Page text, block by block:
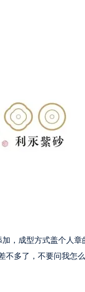
，成型方式盖个人
不多了，不要问我怎